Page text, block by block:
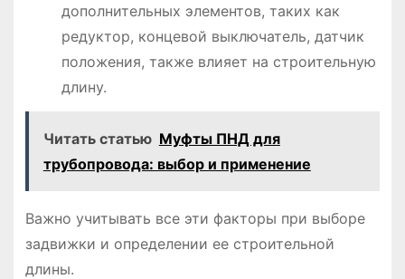
дополнительных элементов, таких как
редуктор, концевой выключатель, датчик
положения, также влияет на строительную
длину.
Читать статью Муфты ПНД для
трубопровода: выбор и применение
Важно учитывать все эти факторы при выборе
задвижки и определении ее строительной
длины.